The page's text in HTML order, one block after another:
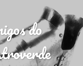
do